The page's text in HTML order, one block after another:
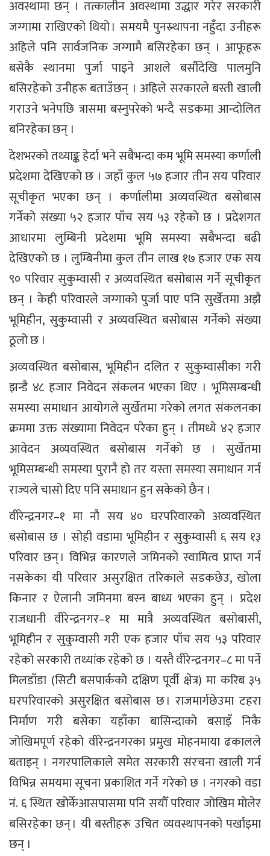
अवस्थामा छन् । तत्कालीन अवस्थामा उद्धार गरेर सरकारी
जग्गामा राखिएको थियो । समयमै पुनस्र्थापना नहुँदा उनीहरू
अहिले पनि सार्वजनिक जग्गामै बसिरहेका छन् । आफूहरू
बसेकै स्थानमा पुर्जा पाइने आशले बर्सौंदेखि पालमुनि
बसिरहेको उनीहरू बताउँछन् । अहिले सरकारले बस्ती खाली
गराउने भनेपछि त्रासमा बस्नुपरेको भन्दै सडकमा आन्दोलित
बनिरहेका छन् ।
देशभरको तथ्याङ्क हेर्दा भने सबैभन्दा कम भूमि समस्या कर्णाली
प्रदेशमा देखिएको छ । जहाँ कुल ५७ हजार तीन सय परिवार
सूचीकृत भएका छन् । कर्णालीमा अव्यवस्थित बसोबास
गर्नेको संख्या ५२ हजार पाँच सय ५३ रहेको छ । प्रदेशगत
आधारमा लुम्बिनी प्रदेशमा भूमि समस्या सबैभन्दा बढी
देखिएको छ । लुम्बिनीमा कुल तीन लाख १७ हजार एक सय
९० परिवार सुकुम्वासी र अव्यवस्थित बसोबास गर्ने सूचीकृत
छन् । केही परिवारले जग्गाको पुर्जा पाए पनि सुर्खेतमा अझै
भूमिहीन, सुकुम्वासी र अव्यवस्थित बसोबास गर्नेको संख्या
ठूलो छ ।
अव्यवस्थित बसोबास, भूमिहीन दलित र सुकुम्वासीका गरी
झन्डै ४८ हजार निवेदन संकलन भएका थिए । भूमिसम्बन्धी
समस्या समाधान आयोगले सुर्खेतमा गरेको लगत संकलनका
क्रममा उक्त संख्यामा निवेदन परेका हुन् । तीमध्ये ४२ हजार
आवेदन अव्यवस्थित बसोबास गर्नेको छ । सुर्खेतमा
भूमिसम्बन्धी समस्या पुरानै हो तर यस्ता समस्या समाधान गर्न
राज्यले चासो दिए पनि समाधान हुन सकेको छैन ।
वीरेन्द्रनगर–१ मा नौ सय ४० घरपरिवारको अव्यवस्थित
बसोबास छ । सोही वडामा भूमिहीन र सुकुम्वासी ६ सय १३
परिवार छन् । विभिन्न कारणले जमिनको स्वामित्व प्राप्त गर्न
नसकेका यी परिवार असुरक्षित तरिकाले सडकछेउ, खोला
किनार र ऐलानी जमिनमा बस्न बाध्य भएका हुन् । प्रदेश
राजधानी वीरेन्द्रनगर–१ मा मात्रै अव्यवस्थित बसोबासी,
भूमिहीन र सुकुम्वासी गरी एक हजार पाँच सय ५३ परिवार
रहेको सरकारी तथ्यांक रहेको छ । यस्तै वीरेन्द्रनगर–८ मा पर्ने
मिलडाँडा (सिटी बसपार्कको दक्षिण पूर्वी क्षेत्र) मा करिब ३५
घरपरिवारको असुरक्षित बसोबास छ । राजमार्गछेउमा टहरा
निर्माण गरी बसेका यहाँका बासिन्दाको बसाइँ निकै
जोखिमपूर्ण रहेको वीरेन्द्रनगरका प्रमुख मोहनमाया ढकालले
बताइन् । नगरपालिकाले समेत सरकारी संरचना खाली गर्न
विभिन्न समयमा सूचना प्रकाशित गर्ने गरेको छ । नगरको वडा
नं. ६ स्थित खोर्केआसपासमा पनि सयौँ परिवार जोखिम मोलेर
बसिरहेका छन् । यी बस्तीहरू उचित व्यवस्थापनको पर्खाइमा
छन् ।